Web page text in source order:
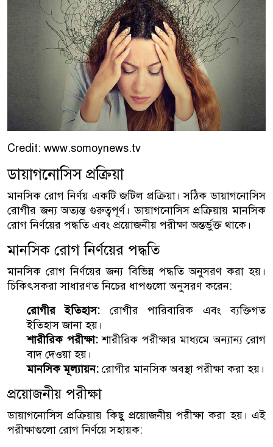
Credit: www.somoynews.tv
ডায়াগনোসিস প্রক্রিয়া
মানসিক রোগ নির্ণয় একটি জটিল প্রক্রিয়া। সঠিক ডায়াগনোসিস
রোগীর জন্য অত্যন্ত গুরুত্বপূর্ণ। ডায়াগনোসিস প্রক্রিয়ায় মানসিক
রোগ নির্ণয়ের পদ্ধতি এবং প্রয়োজনীয় পরীক্ষা অন্তর্ভুক্ত থাকে।
মানসিক রোগ নির্ণয়ের পদ্ধতি
মানসিক রোগ নির্ণয়ের জন্য বিভিন্ন পদ্ধতি অনুসরণ করা হয়।
চিকিৎসকরা সাধারণত নিচের ধাপগুলো অনুসরণ করেন:
রোগীর ইতিহাস: রোগীর পারিবারিক এবং ব্যক্তিগত
ইতিহাস জানা হয়।
শারীরিক পরীক্ষা:শারীরিক পরীক্ষার মাধ্যমে অন্যান্য রোগ
বাদ দেওয়া হয়।
মানসিক মূল্যায়ন: রোগীর মানসিক অবস্থা পরীক্ষা করা হয়।
প্রয়োজনীয় পরীক্ষা
ডায়াগনোসিস প্রক্রিয়ায় কিছু প্রয়োজনীয় পরীক্ষা করা হয়। এই
পরীক্ষাগুলো রোগ নির্ণয়ে সহায়ক: